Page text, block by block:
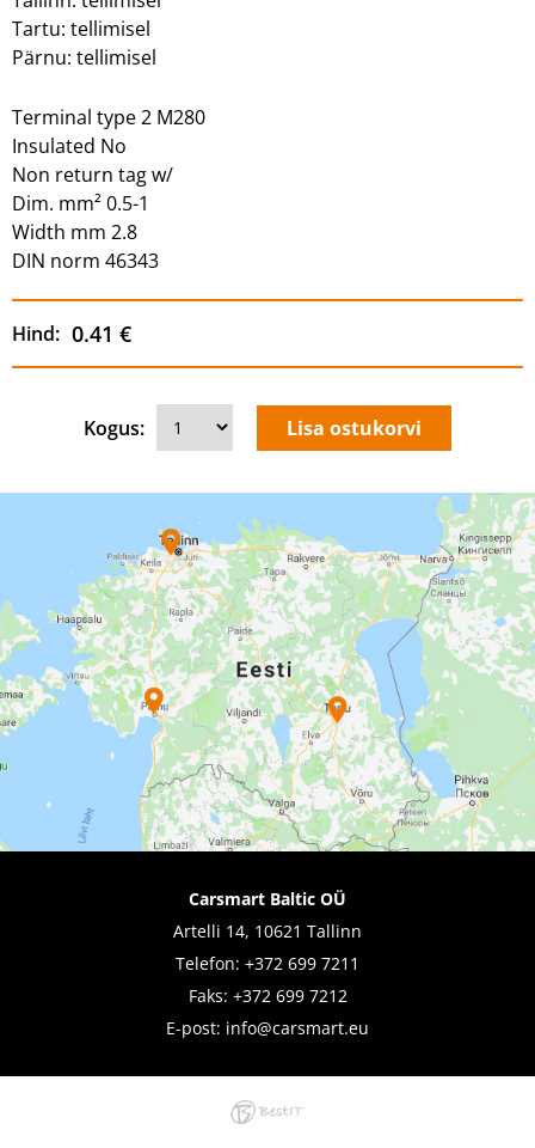
Tartu: tellimisel
Pärnu: tellimisel
Terminal type 2 M280
Insulated No
Non return tag w/
Dim. mm² 0.5-1
Width mm 2.8
DIN norm 46343
Hind: 0.41 €
Kogus:
Carsmart Baltic OÜ
Artelli 14, 10621 Tallinn
Telefon: +372 699 7211
Faks: +372 699 7212
E-post: info@carsmart.eu